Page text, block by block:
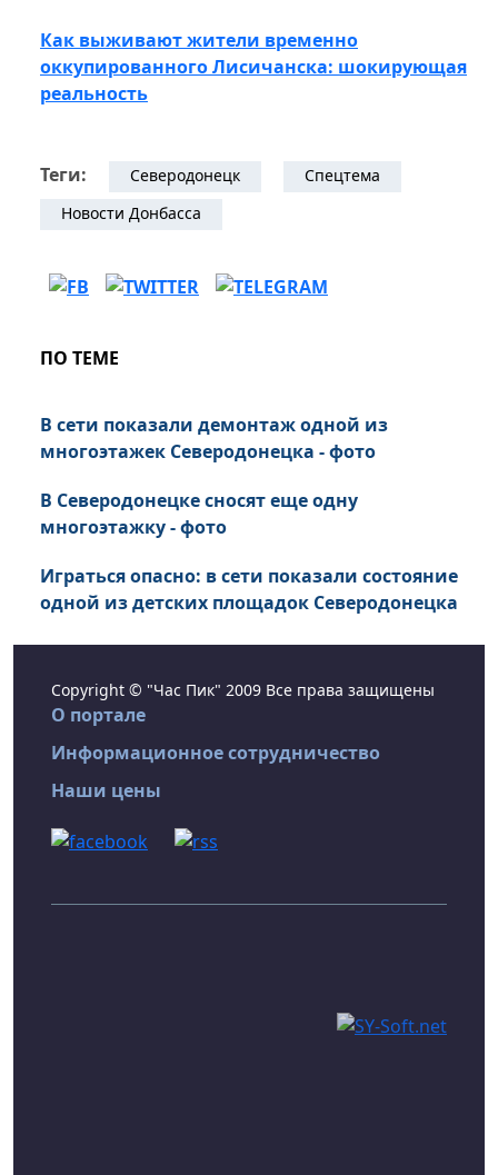
Как выживают жители временно
оккупированного Лисичанска: шокирующая
реальность
Теги: Северодонецк
Спецтема
Новости Донбасса
ПО ТЕМЕ
В сети показали демонтаж одной из
многоэтажек Северодонецка - фото
В Северодонецке сносят еще одну
многоэтажку - фото
Играться опасно: в сети показали состояние
одной из детских площадок Северодонецка
Copyright © "Час Пик" 2009 Все права защищены
О портале
Информационное сотрудничество
Наши цены